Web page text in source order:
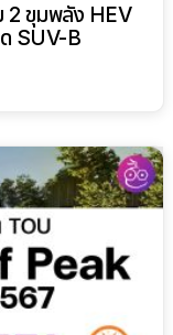
2 ขุมพลัง HEV
SUV-B